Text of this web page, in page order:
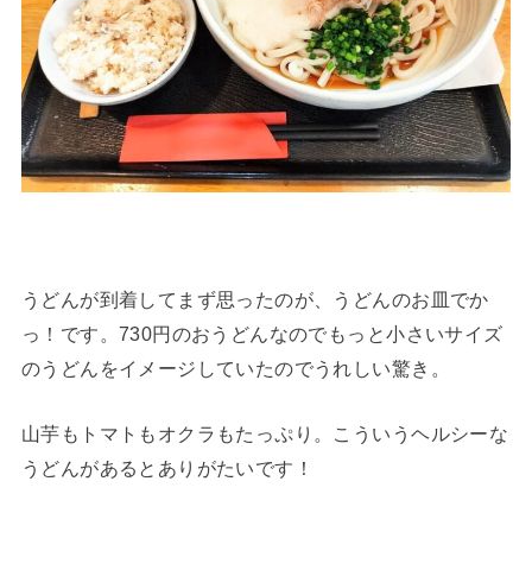
うどんが到着してまず思ったのが、うどんのお皿でか
っ！です。730円のおうどんなのでもっと小さいサイズ
のうどんをイメージしていたのでうれしい驚き。
山芋もトマトもオクラもたっぷり。こういうヘルシーな
うどんがあるとありがたいです！